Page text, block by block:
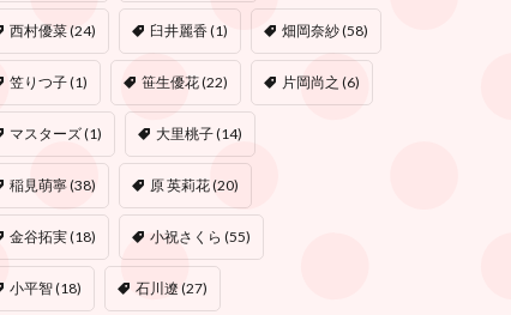
西村優菜(24) 臼井麗香(1) 畑岡奈紗(58)
笠りつ子(1) 笹生優花(22) 片岡尚之 (6)
マスターズ(1) 大里桃子(14)
稲見萌寧(38) 原 英莉花(20)
金谷拓実(18) 小祝さくら (55)
小平智(18) 石川遼(27)